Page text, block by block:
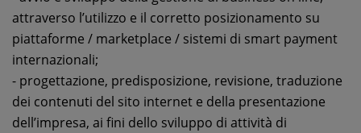
attraverso l’utilizzo e il corretto posizionamento su
piattaforme / marketplace / sistemi di smart payment
internazionali;
- progettazione, predisposizione, revisione, traduzione
dei contenuti del sito internet e della presentazione
dell’impresa, ai fini dello sviluppo di attività di